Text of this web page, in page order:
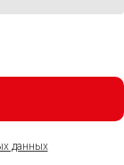
данных